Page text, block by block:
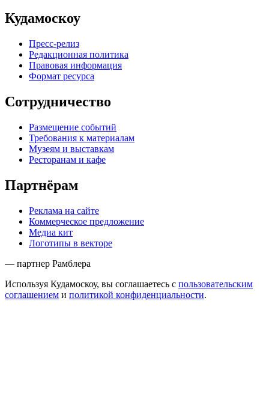
Кудамоскоу
Пресс-релиз
Редакционная политика
Правовая информация
Формат ресурса
Сотрудничество
Размещение событий
Требования к материалам
Музеям и выставкам
Ресторанам и кафе
Партнёрам
Реклама на сайте
Коммерческое предложение
Медиа кит
Логотипы в векторе
— партнер Рамблера
Используя Кудамоскоу, вы соглашаетесь с пользовательским
соглашением и политикой конфиденциальности.